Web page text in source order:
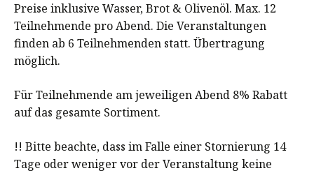
Preise inklusive Wasser, Brot & Olivenöl. Max. 12
Teilnehmende pro Abend. Die Veranstaltungen
finden ab 6 Teilnehmenden statt. Übertragung
möglich.
Für Teilnehmende am jeweiligen Abend 8% Rabatt
auf das gesamte Sortiment.
!! Bitte beachte, dass im Falle einer Stornierung 14
Tage oder weniger vor der Veranstaltung keine